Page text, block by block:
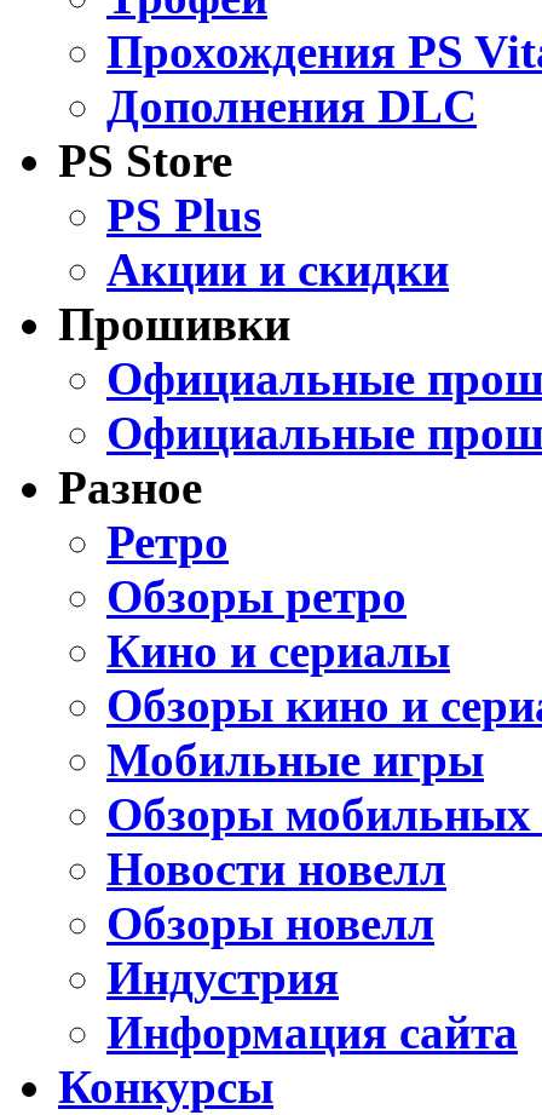
Прохождения PS
Дополнения DLC
PS Store
PS Plus
Акции и скидки
Прошивки
Официальные
Официальные
Разное
Ретро
Обзоры ретро
Кино и сериалы
Обзоры кино и
Мобильные игры
Обзоры мобильных
Новости новелл
Обзоры новелл
Индустрия
Информация сайта
Конкурсы